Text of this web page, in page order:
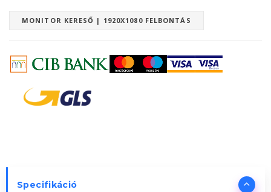
MONITOR KERESŐ | 1920X1080 FELBONTÁS
Specifikáció